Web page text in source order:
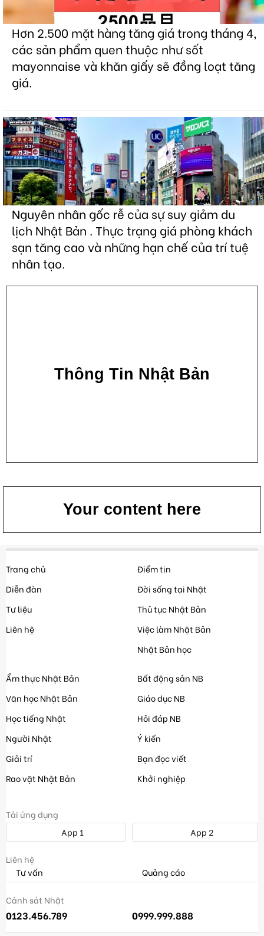
Hơn 2.500 mặt hàng tăng giá trong tháng 4,
các sản phẩm quen thuộc như sốt
mayonnaise và khăn giấy sẽ đồng loạt tăng
giá.
Nguyên nhân gốc rễ của sự suy giảm du
lịch Nhật Bản . Thực trạng giá phòng khách
sạn tăng cao và những hạn chế của trí tuệ
nhân tạo.
Thông Tin Nhật Bản
Your content here
Trang chủ
Diễn đàn
Tư liệu
Liên hệ
Điểm tin
Đời sống tại Nhật
Thủ tục Nhật Bản
Việc làm Nhật Bản
Nhật Bản học
Ẩm thực Nhật Bản
Văn học Nhật Bản
Học tiếng Nhật
Người Nhật
Giải trí
Rao vặt Nhật Bản
Bất động sản NB
Giáo dục NB
Hỏi đáp NB
Ý kiến
Bạn đọc viết
Khởi nghiệp
Tải ứng dụng
App 1
App 2
Liên hệ
Tư vấn
Quảng cáo
Cảnh sát Nhật
0123.456.789 0999.999.888